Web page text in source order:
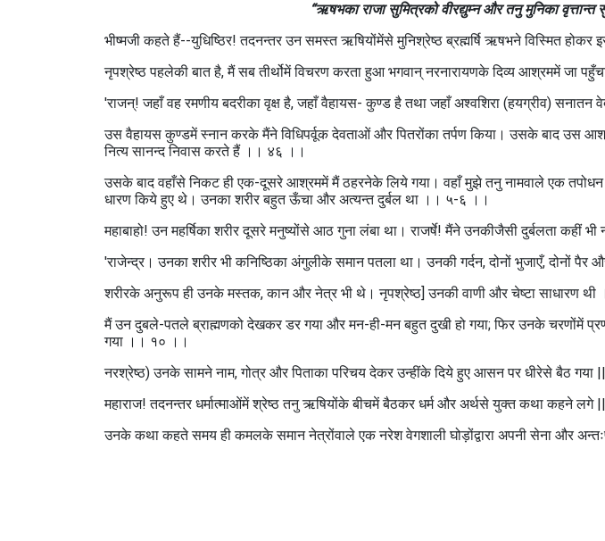
“ऋषभका राजा सुमित्रको वीरद्युम्न और तनु मुनिका वृत्तान्त
भीष्मजी कहते हैं--युधिष्ठिर! तदनन्तर उन समस्त ऋषियोंमेंसे मुनिश्रेष्ठ ब्रह्मर्षि ऋषभने विस्मित
नृपश्रेष्ठ पहलेकी बात है, मैं सब तीर्थोमें विचरण करता हुआ भगवान्‌ नरनारायणके दिव्य आश्रममें जा
'राजन्‌! जहाँ वह रमणीय बदरीका वृक्ष है, जहाँ वैहायस- कुण्ड है तथा जहाँ अश्वशिरा (हयग्रीव) सनातन
उस वैहायस कुण्डमें स्नान करके मैंने विधिपर्वूक देवताओं और पितरोंका तर्पण किया। उसके बाद उस
नित्य सानन्द निवास करते हैं ।। ४६ ।।
उसके बाद वहाँसे निकट ही एक-दूसरे आश्रममें मैं ठहरनेके लिये गया। वहाँ मुझे तनु नामवाले एक तपोधन
धारण किये हुए थे। उनका शरीर बहुत ऊँचा और अत्यन्त दुर्बल था ।। ५-६ ।।
महाबाहो! उन महर्षिका शरीर दूसरे मनुष्योंसे आठ गुना लंबा था। राजर्षे! मैंने उनकीजैसी दुर्बलता कहीं
'राजेन्द्र। उनका शरीर भी कनिष्ठिका अंगुलीके समान पतला था। उनकी गर्दन, दोनों भुजाएँ, दोनों
शरीरके अनुरूप ही उनके मस्तक, कान और नेत्र भी थे। नृपश्रेष्ठ] उनकी वाणी और चेष्टा साधारण
मैं उन दुबले-पतले ब्राह्मणको देखकर डर गया और मन-ही-मन बहुत दुखी हो गया; फिर उनके चरणोंमें
गया ।। १० ।।
नरश्रेष्ठ) उनके सामने नाम, गोत्र और पिताका परिचय देकर उन्हींके दिये हुए आसन पर धीरेसे बैठ गया
महाराज! तदनन्तर धर्मात्माओंमें श्रेष्ठ तनु ऋषियोंके बीचमें बैठकर धर्म और अर्थसे युक्त कथा कहने लगे
उनके कथा कहते समय ही कमलके समान नेत्रोंवाले एक नरेश वेगशाली घोड़ोंद्वारा अपनी सेना और